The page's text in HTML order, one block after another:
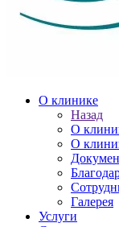
О клинике
Назад
О
О
Галерея
Услуги